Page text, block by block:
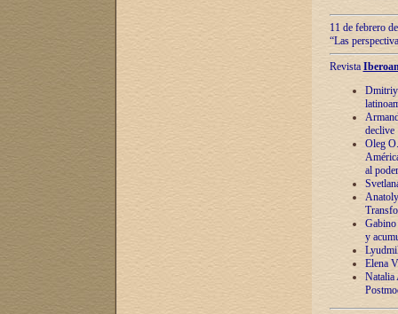
11 de febrero
“Las
Revista
Dmitriy
declive
Oleg
al poder
y
Elena
Natalia